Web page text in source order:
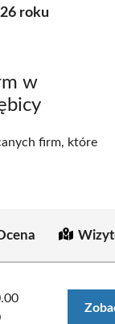
roku
w
firm, które